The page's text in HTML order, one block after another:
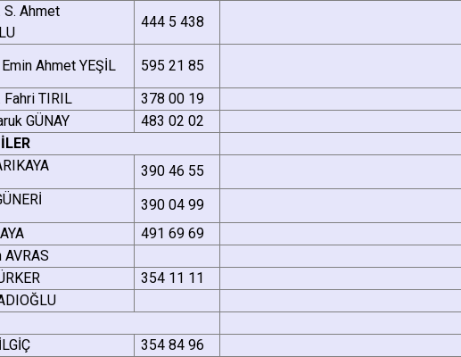
Maltepe
Pendik
Şile
Şişli
Beylikdüzü
Esenyurt
S. Ahmet
444 5 438
Emin Ahmet YEŞİL
595 21 85
Fahri TIRIL
378 00 19
GÜNAY
483 02 02
390 46 55
390 04 99
491 69 69
354 11 11
354 84 96